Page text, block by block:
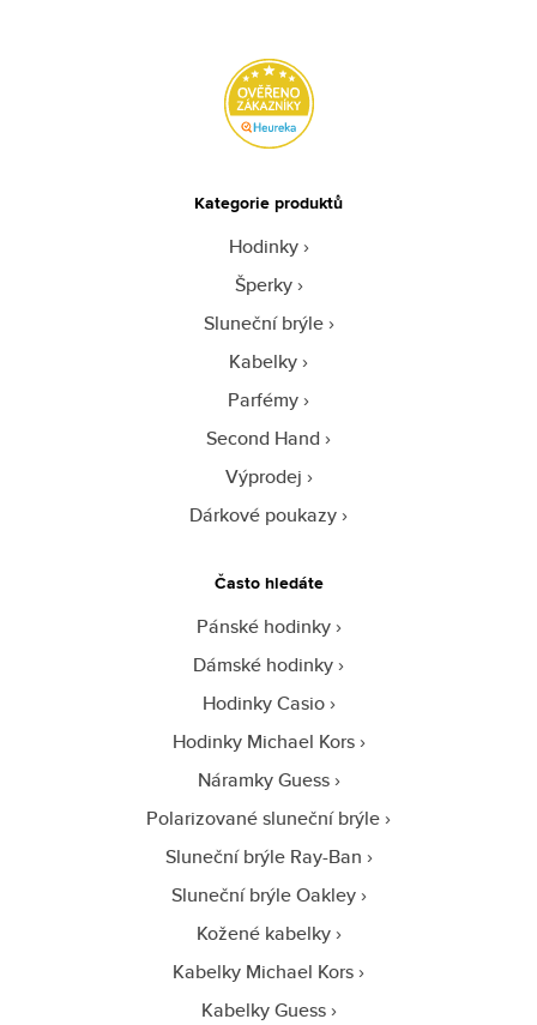
Kategorie produktů
Hodinky
Šperky
Sluneční brýle
Kabelky
Parfémy
Second Hand
Výprodej
Dárkové poukazy
Často hledáte
Pánské hodinky
Dámské hodinky
Hodinky Casio
Hodinky Michael Kors
Náramky Guess
Polarizované sluneční brýle
Sluneční brýle Ray-Ban
Sluneční brýle Oakley
Kožené kabelky
Kabelky Michael Kors
Kabelky Guess